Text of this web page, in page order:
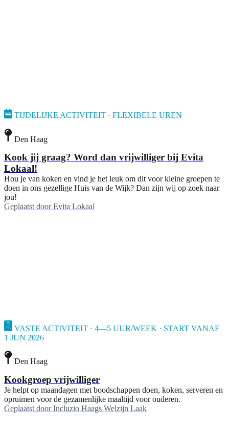
TIJDELIJKE ACTIVITEIT · FLEXIBELE UREN
Den Haag
Kook jij graag? Word dan vrijwilliger bij Evita
Lokaal!
Hou je van koken en vind je het leuk om dit voor kleine groepen te
doen in ons gezellige Huis van de Wijk? Dan zijn wij op zoek naar
jou!
Geplaatst door Evita Lokaal
VASTE ACTIVITEIT · 4—5 UUR/WEEK · START VANAF
1 JUN 2026
Den Haag
Kookgroep vrijwilliger
Je helpt op maandagen met boodschappen doen, koken, serveren en
opruimen voor de gezamenlijke maaltijd voor ouderen.
Geplaatst door Incluzio Haags Welzijn Laak